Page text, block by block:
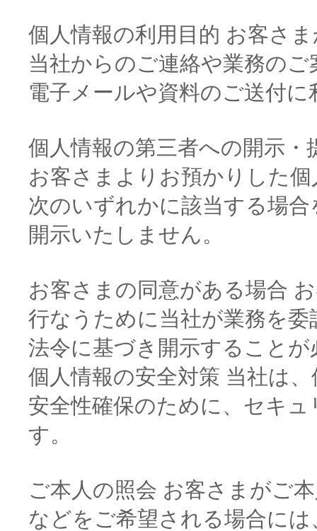
個人情報の利用目的 お客さ
当社からのご連絡や業務の
電子メールや資料のご送付
個人情報の第三者への開示・
お客さまよりお預かりした
次のいずれかに該当する場
開示いたしません。
お客さまの同意がある場合
行なうために当社が業務を
法令に基づき開示すること
個人情報の安全対策 当社は
安全性確保のために、セキ
す。 ​
ご本人の照会 お客さまがご
などをご希望される場合に